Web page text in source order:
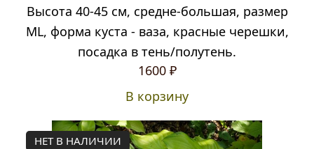
Высота 40-45 см, средне-большая, размер
ML, форма куста - ваза, красные черешки,
посадка в тень/полутень.
1600 ₽
В корзину
НЕТ В НАЛИЧИИ